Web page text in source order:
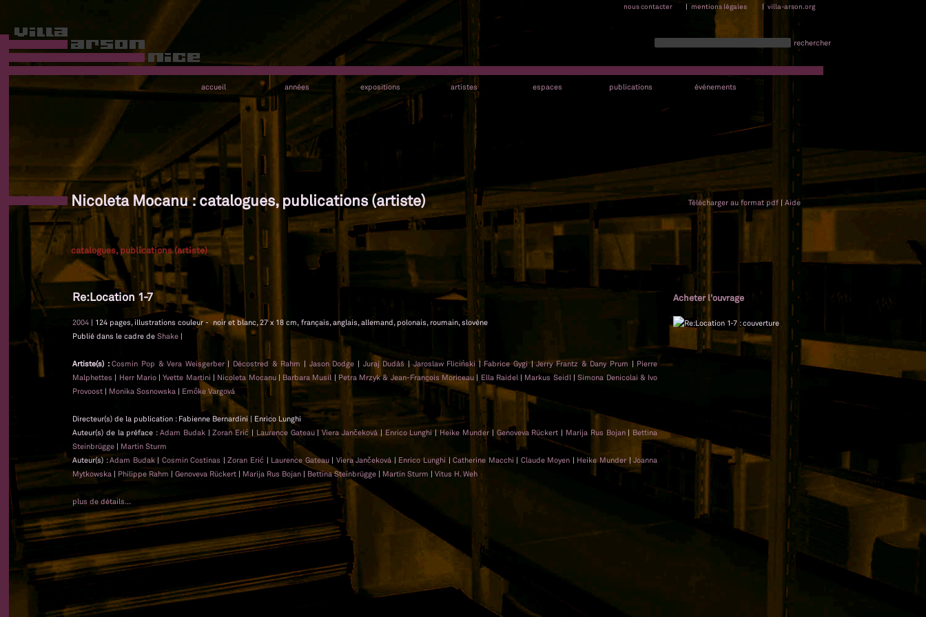
nous contacter | mentions légales | villa-arson.org
rechercher
accueil années expositions artistes espaces publications événements
Nicoleta Mocanu : catalogues, publications (artiste) Télécharger au format pdf | Aide
catalogues, publications (artiste)
Re:Location 1-7 Acheter l'ouvrage
2004 | 124 pages, illustrations couleur - noir et blanc, 27 x 18 cm, français, anglais, allemand, polonais, roumain, slovène
Publié dans le cadre de Shake |
Artiste(s) :Cosmin Pop & Vera Weisgerber| Décostred & Rahm | Jason Dodge | Juraj Dudáš|Jaroslaw Fliciński |Fabrice Gygi|Jerry Frantz & Dany Prum | Pierre
Malphettes | Herr Mario|Yvette Martini | Nicoleta Mocanu| Barbara Musil | Petra Mrzyk & Jean-François Moriceau | Ella Raidel | Markus Seidl |Simona Denicolai & Ivo
Provoost | Monika Sosnowska | Emőke Vargová
Directeur(s) de la publication : Fabienne Bernardini | Enrico Lunghi
Auteur(s) de la préface : Adam Budak |Zoran Erić | Laurence Gateau|Viera Jančeková | Enrico Lunghi| Heike Munder | Genoveva Rückert | Marija Rus Bojan | Bettina
Steinbrügge | Martin Sturm
Auteur(s) :Adam Budak | Cosmin Costinas |Zoran Erić | Laurence Gateau | Viera Jančeková| Enrico Lunghi |Catherine Macchi | Claude Moyen | Heike Munder |Joanna
Mytkowska | Philippe Rahm | Genoveva Rückert | Marija Rus Bojan | Bettina Steinbrügge | Martin Sturm | Vitus H. Weh
plus de détails...